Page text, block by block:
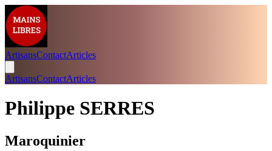
ArtisansContactArticles
ArtisansContactArticles
Philippe SERRES
Maroquinier